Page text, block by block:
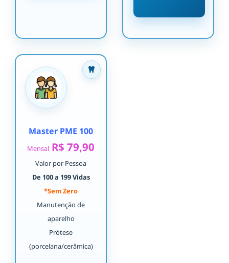
Master PME 100
Mensal R$ 79,90
Valor por Pessoa
De 100 a 199 Vidas
*Sem Zero
Manutenção de
aparelho
Prótese
(porcelana/cerâmica)